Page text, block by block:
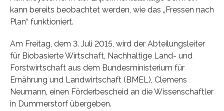
kann bereits beobachtet werden, wie das „Fressen nach
Plan“ funktioniert.
Am Freitag, dem 3. Juli 2015, wird der Abteilungsleiter
für Biobasierte Wirtschaft, Nachhaltige Land- und
Forstwirtschaft aus dem Bundesministerium für
Ernährung und Landwirtschaft (BMEL), Clemens
Neumann, einen Förderbescheid an die Wissenschaftler
in Dummerstorf übergeben.